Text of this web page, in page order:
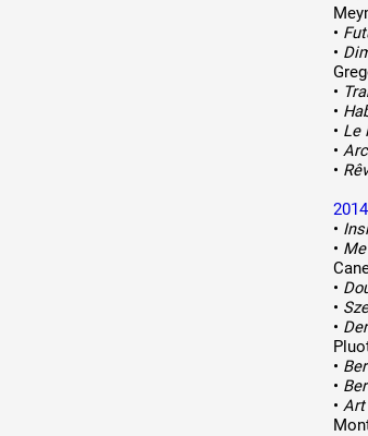
•
•
•
•
• Le
•
•
2014
•
•
•
•
•
•
•
• Art